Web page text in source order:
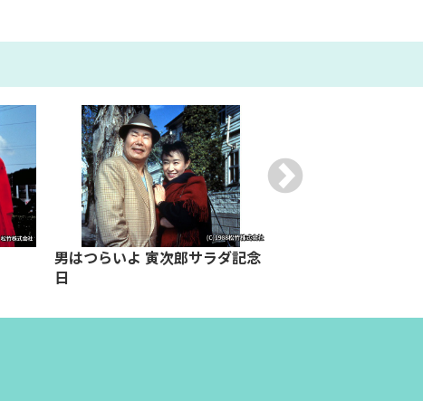
男はつらいよ 寅次郎サラダ記念
日